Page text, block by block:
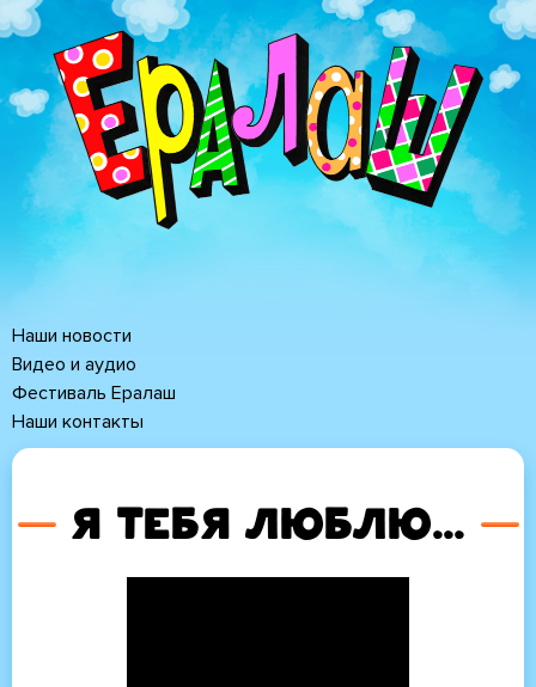
Перейти
основному
содержанию
Основная
навигация
Наши новости
Видео и аудио
Фестиваль Ералаш
Наши контакты
Я тебя люблю...